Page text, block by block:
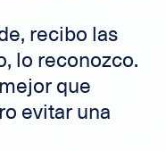
recibo las
lo reconozco.
que
evitar una